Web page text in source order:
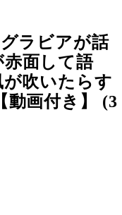
グラビアが話
面して語
吹いたらす
動画付き】 (3